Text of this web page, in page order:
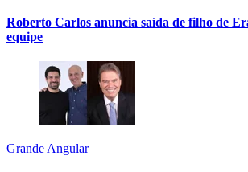
Roberto Carlos anuncia saída de filho de
equipe
Grande Angular